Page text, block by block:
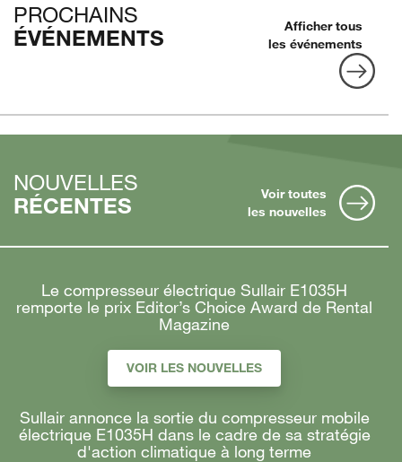
PROCHAINS
ÉVÉNEMENTS
Afficher tous
les événements
NOUVELLES
RÉCENTES
Voir toutes
les nouvelles
Le compresseur électrique Sullair E1035H
remporte le prix Editor’s Choice Award de Rental
Magazine
VOIR LES NOUVELLES
Sullair annonce la sortie du compresseur mobile
électrique E1035H dans le cadre de sa stratégie
d'action climatique à long terme